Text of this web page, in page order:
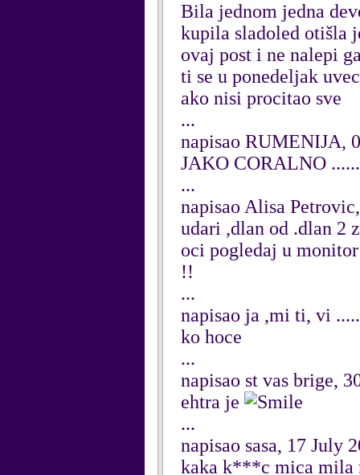
Bila jednom jedna
kupila sladoled otišla
ovaj post i ne nalepi
ti se u ponedeljak
ako nisi procitao sve
...
napisao RUMENIJA,
JAKO CORALNO
...
napisao Alisa
udari ,dlan od .dlan 2
oci pogledaj u monitor
!!
...
napisao ja ,mi ti, vi
ko hoce
...
napisao st vas brige,
ehtra je
...
napisao sasa, 17 July
kaka k***c mica mila